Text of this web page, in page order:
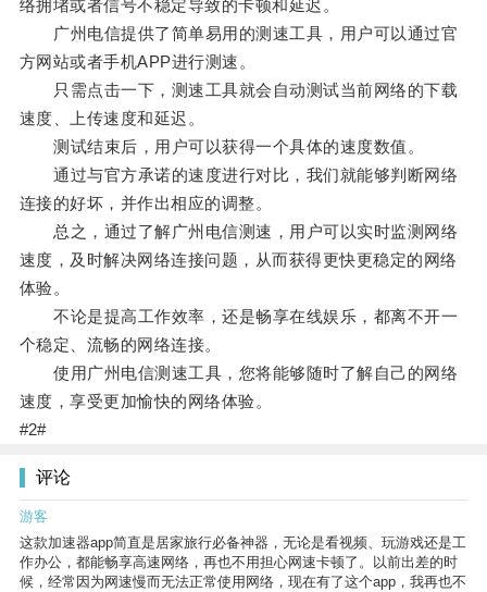
络拥堵或者信号不稳定导致的卡顿和延迟。
广州电信提供了简单易用的测速工具，用户可以通过官
方网站或者手机APP进行测速。
只需点击一下，测速工具就会自动测试当前网络的下载
速度、上传速度和延迟。
测试结束后，用户可以获得一个具体的速度数值。
通过与官方承诺的速度进行对比，我们就能够判断网络
连接的好坏，并作出相应的调整。
总之，通过了解广州电信测速，用户可以实时监测网络
速度，及时解决网络连接问题，从而获得更快更稳定的网络
体验。
不论是提高工作效率，还是畅享在线娱乐，都离不开一
个稳定、流畅的网络连接。
使用广州电信测速工具，您将能够随时了解自己的网络
速度，享受更加愉快的网络体验。
#2#
评论
游客
这款加速器app简直是居家旅行必备神器，无论是看视频、玩游戏还是工
作办公，都能畅享高速网络，再也不用担心网速卡顿了。以前出差的时
候，经常因为网速慢而无法正常使用网络，现在有了这个app，我再也不